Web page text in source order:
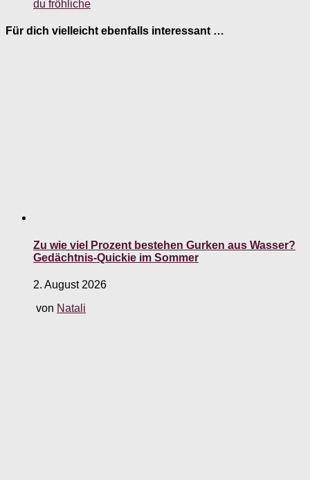
du fröhliche
Für dich vielleicht ebenfalls interessant …
Zu wie viel Prozent bestehen Gurken aus Wasser?
Gedächtnis-Quickie im Sommer
2. August 2026
von Natali